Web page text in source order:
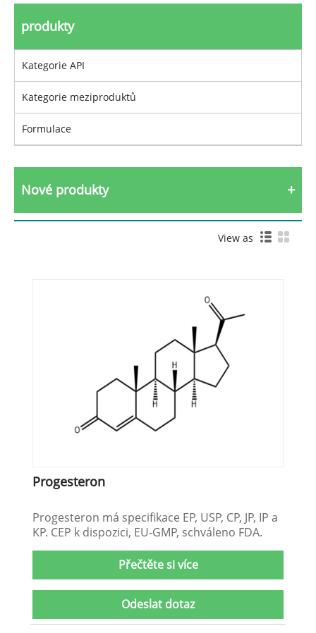
produkty
Kategorie API
Kategorie meziproduktů
Formulace
Nové produkty
View as
Progesteron
Progesteron má specifikace EP, USP, CP, JP, IP a
KP. CEP k dispozici, EU-GMP, schváleno FDA.
Přečtěte si více
Odeslat dotaz